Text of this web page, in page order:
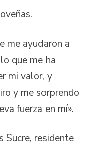
me ayudaron a
que me ha
mi valor, y
y me sorprendo
fuerza en mí».
Sucre, residente